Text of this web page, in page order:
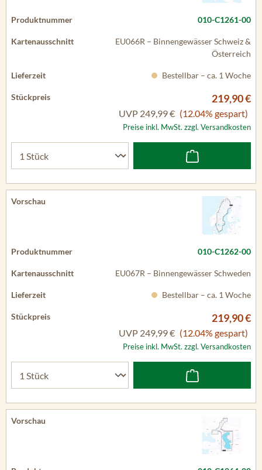
010-C1261-00
EU066R – Binnengewässer Schweiz &
Österreich
Bestellbar – ca. 1 Woche
219,90 €
UVP 249,99 € (12.04% gespart)
Preise inkl. MwSt. zzgl. Versandkosten
010-C1262-00
EU067R – Binnengewässer Schweden
Bestellbar – ca. 1 Woche
219,90 €
UVP 249,99 € (12.04% gespart)
Preise inkl. MwSt. zzgl. Versandkosten